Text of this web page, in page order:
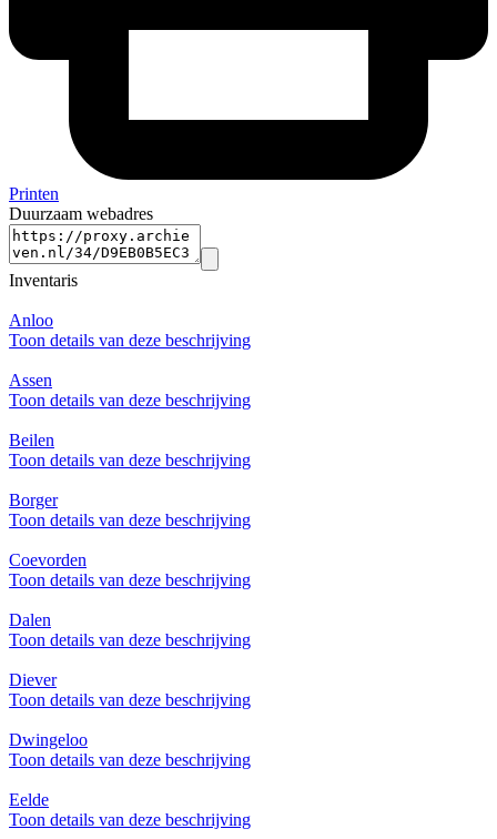
Printen
Duurzaam webadres
Inventaris
Anloo
Toon details van deze beschrijving
Assen
Toon details van deze beschrijving
Beilen
Toon details van deze beschrijving
Borger
Toon details van deze beschrijving
Coevorden
Toon details van deze beschrijving
Dalen
Toon details van deze beschrijving
Diever
Toon details van deze beschrijving
Dwingeloo
Toon details van deze beschrijving
Eelde
Toon details van deze beschrijving